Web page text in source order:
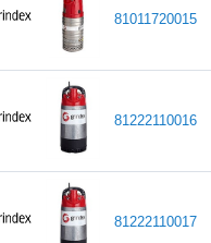
81011720015
81222110016
81222110017